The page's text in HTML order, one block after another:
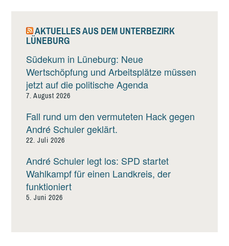
AKTUELLES AUS DEM UNTERBEZIRK
LÜNEBURG
Südekum in Lüneburg: Neue
Wertschöpfung und Arbeitsplätze müssen
jetzt auf die politische Agenda
7. August 2026
Fall rund um den vermuteten Hack gegen
André Schuler geklärt.
22. Juli 2026
André Schuler legt los: SPD startet
Wahlkampf für einen Landkreis, der
funktioniert
5. Juni 2026